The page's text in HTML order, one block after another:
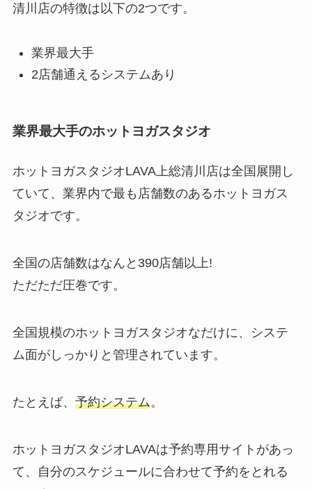
清川店の特徴は以下の2つです。
業界最大手
2店舗通えるシステムあり
業界最大手のホットヨガスタジオ
ホットヨガスタジオLAVA上総清川店は全国展開し
ていて、業界内で最も店舗数のあるホットヨガス
タジオです。
全国の店舗数はなんと 390店舗以上!
ただただ圧巻です。
全国規模のホットヨガスタジオなだけに、システ
ム面がしっかりと管理されています。
たとえば、 予約システム。
ホットヨガスタジオLAVAは予約専用サイトがあっ
て、自分のスケジュールに合わせて予約をとれる